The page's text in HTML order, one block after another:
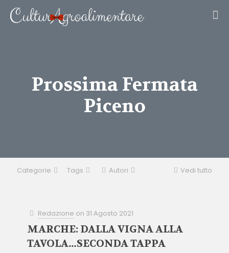
Prossima Fermata
Piceno
Categorie Tags Autori Vedi tutto
Redazione on 31 Agosto 2021
MARCHE: DALLA VIGNA ALLA
TAVOLA…SECONDA TAPPA